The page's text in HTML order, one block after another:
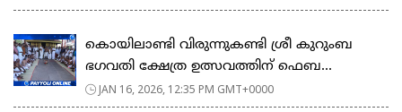
കൊയിലാണ്ടി വിരുന്നുകണ്ടി ശ്രീ കുറുംബ
ഭഗവതി ക്ഷേത്ര ഉത്സവത്തിന് ഫെബ...
JAN 16, 2026, 12:35 PM GMT+0000